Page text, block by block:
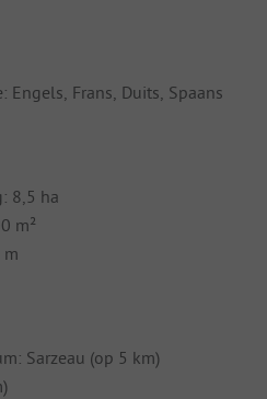
Engels, Frans, Duits, Spaans
8,5 ha
m²
Sarzeau (op 5 km)